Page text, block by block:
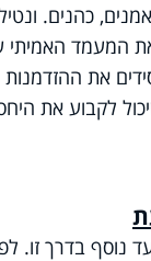
כהנים.
את המעמד
את
לקבוע את
נוסף בדרך זו.